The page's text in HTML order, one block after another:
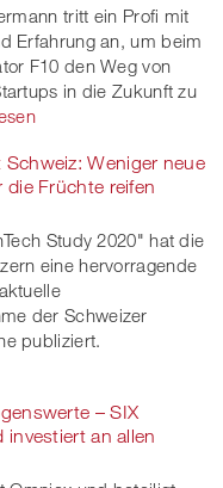
tritt ein Profi mit
Erfahrung an, um beim
F10 den Weg von
in die Zukunft zu
Schweiz: Weniger neue
die Früchte reifen
Study 2020" hat die
eine hervorragende
der Schweizer
publiziert.
– SIX
investiert an allen